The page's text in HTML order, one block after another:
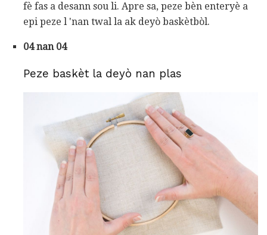
fè fas a desann sou li. Apre sa, peze bèn enteryè a
epi peze l 'nan twal la ak deyò baskètbòl.
04 nan 04
Peze baskèt la deyò nan plas